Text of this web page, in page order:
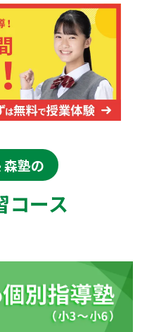
森塾の
コース